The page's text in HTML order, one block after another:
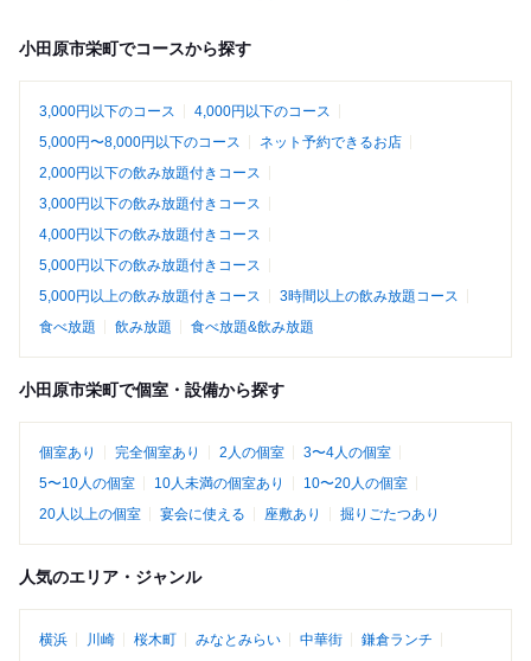
小田原市栄町でコースから探す
3,000円以下のコース
4,000円以下のコース
5,000円〜8,000円以下のコース
ネット予約できるお店
2,000円以下の飲み放題付きコース
3,000円以下の飲み放題付きコース
4,000円以下の飲み放題付きコース
5,000円以下の飲み放題付きコース
5,000円以上の飲み放題付きコース
3時間以上の飲み放題コース
食べ放題
飲み放題 食べ放題&飲み放題
小田原市栄町で個室・設備から探す
個室あり 完全個室あり 2人の個室
3〜4人の個室
5〜10人の個室
10人未満の個室あり
10〜20人の個室
20人以上の個室
宴会に使える 座敷あり 掘りごたつあり
人気のエリア・ジャンル
横浜 川崎 桜木町 みなとみらい 中華街
鎌倉ランチ